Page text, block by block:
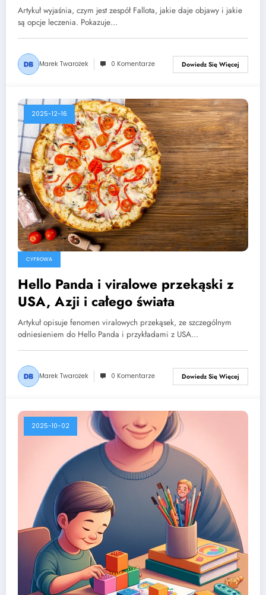
Artykuł wyjaśnia, czym jest zespół Fallota, jakie daje objawy i jakie
są opcje leczenia. Pokazuje…
Marek Twarożek 0 Komentarze Dowiedz Się Więcej
2025-12-16
CYFROWA
Hello Panda i viralowe przekąski z
USA, Azji i całego świata
Artykuł opisuje fenomen viralowych przekąsek, ze szczególnym
odniesieniem do Hello Panda i przykładami z USA…
Marek Twarożek 0 Komentarze Dowiedz Się Więcej
2025-10-02